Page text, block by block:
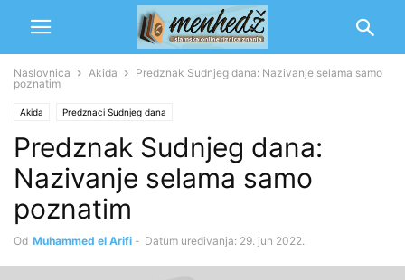
Naslovnica Akida
Predznak Sudnjeg dana: Nazivanje selama samo
poznatim
Akida Predznaci Sudnjeg dana
Predznak Sudnjeg dana:
Nazivanje selama samo
poznatim
Od Muhammed el Arifi - Datum uređivanja: 29. jun 2022.